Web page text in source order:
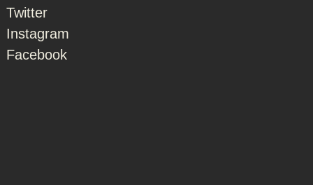
Twitter
Instagram
Facebook